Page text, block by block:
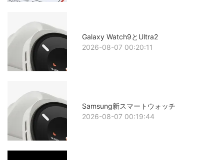
Galaxy Watch9とUltra2
2026-08-07 00:20:11
Samsung新スマートウォッチ
2026-08-07 00:19:44